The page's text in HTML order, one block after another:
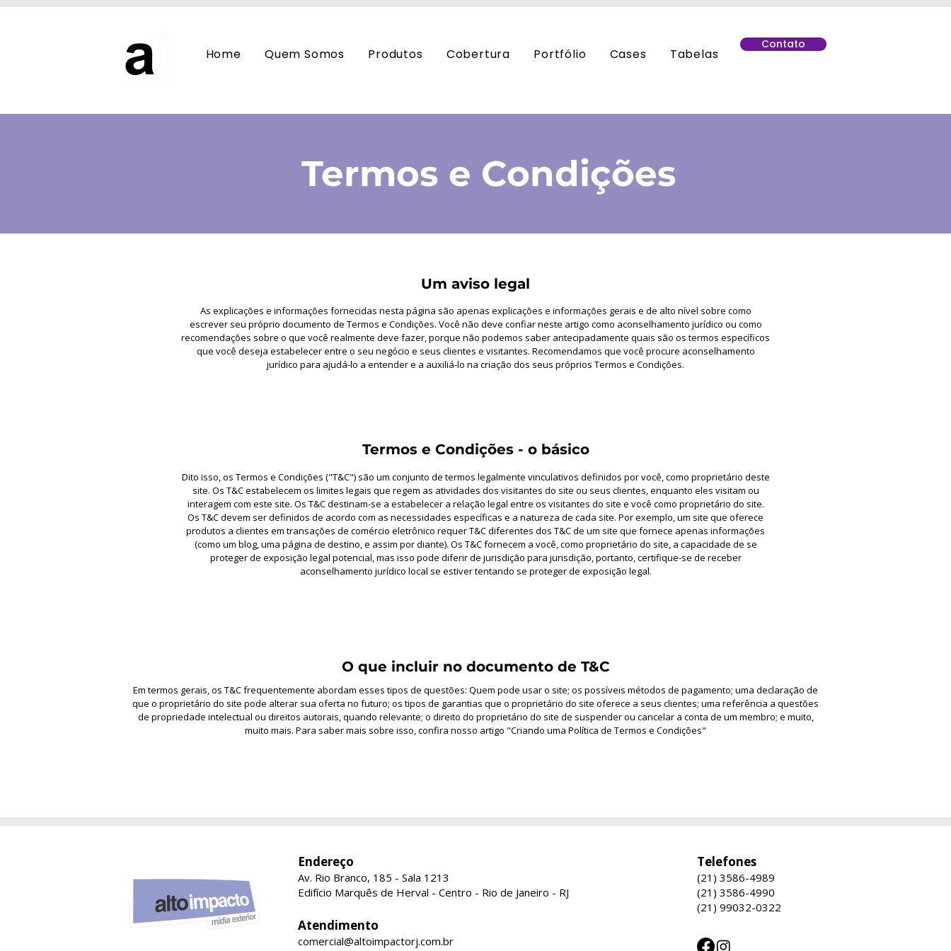
Home Quem Somos Produtos Cobertura Portfólio Cases Tabelas
Contato
Termos e Condições
Um aviso legal
As explicações e informações fornecidas nesta página são apenas explicações e informações gerais e de alto nível sobre como
escrever seu próprio documento de Termos e Condições. Você não deve confiar neste artigo como aconselhamento jurídico ou como
recomendações sobre o que você realmente deve fazer, porque não podemos saber antecipadamente quais são os termos específicos
que você deseja estabelecer entre o seu negócio e seus clientes e visitantes. Recomendamos que você procure aconselhamento
jurídico para ajudá-lo a entender e a auxiliá-lo na criação dos seus próprios Termos e Condições.
Termos e Condições - o básico
Dito isso, os Termos e Condições ("T&C") são um conjunto de termos legalmente vinculativos definidos por você, como proprietário deste
site. Os T&C estabelecem os limites legais que regem as atividades dos visitantes do site ou seus clientes, enquanto eles visitam ou
interagem com este site. Os T&C destinam-se a estabelecer a relação legal entre os visitantes do site e você como proprietário do site.
Os T&C devem ser definidos de acordo com as necessidades específicas e a natureza de cada site. Por exemplo, um site que oferece
produtos a clientes em transações de comércio eletrônico requer T&C diferentes dos T&C de um site que fornece apenas informações
(como um blog, uma página de destino, e assim por diante). Os T&C fornecem a você, como proprietário do site, a capacidade de se
proteger de exposição legal potencial, mas isso pode diferir de jurisdição para jurisdição, portanto, certifique-se de receber
aconselhamento jurídico local se estiver tentando se proteger de exposição legal.
O que incluir no documento de T&C
Em termos gerais, os T&C frequentemente abordam esses tipos de questões: Quem pode usar o site; os possíveis métodos de pagamento; uma declaração de
que o proprietário do site pode alterar sua oferta no futuro; os tipos de garantias que o proprietário do site oferece a seus clientes; uma referência a questões
de propriedade intelectual ou direitos autorais, quando relevante; o direito do proprietário do site de suspender ou cancelar a conta de um membro; e muito,
muito mais. Para saber mais sobre isso, confira nosso artigo "Criando uma Política de Termos e Condições"
Endereço
Av. Rio Branco, 185 - Sala 1213
Edifício Marquês de Herval - Centro - Rio de Janeiro - RJ
Atendimento
comercial@altoimpactorj.com.br
Telefones
(21) 3586-4989
(21) 3586-4990
(21) 99032-0322